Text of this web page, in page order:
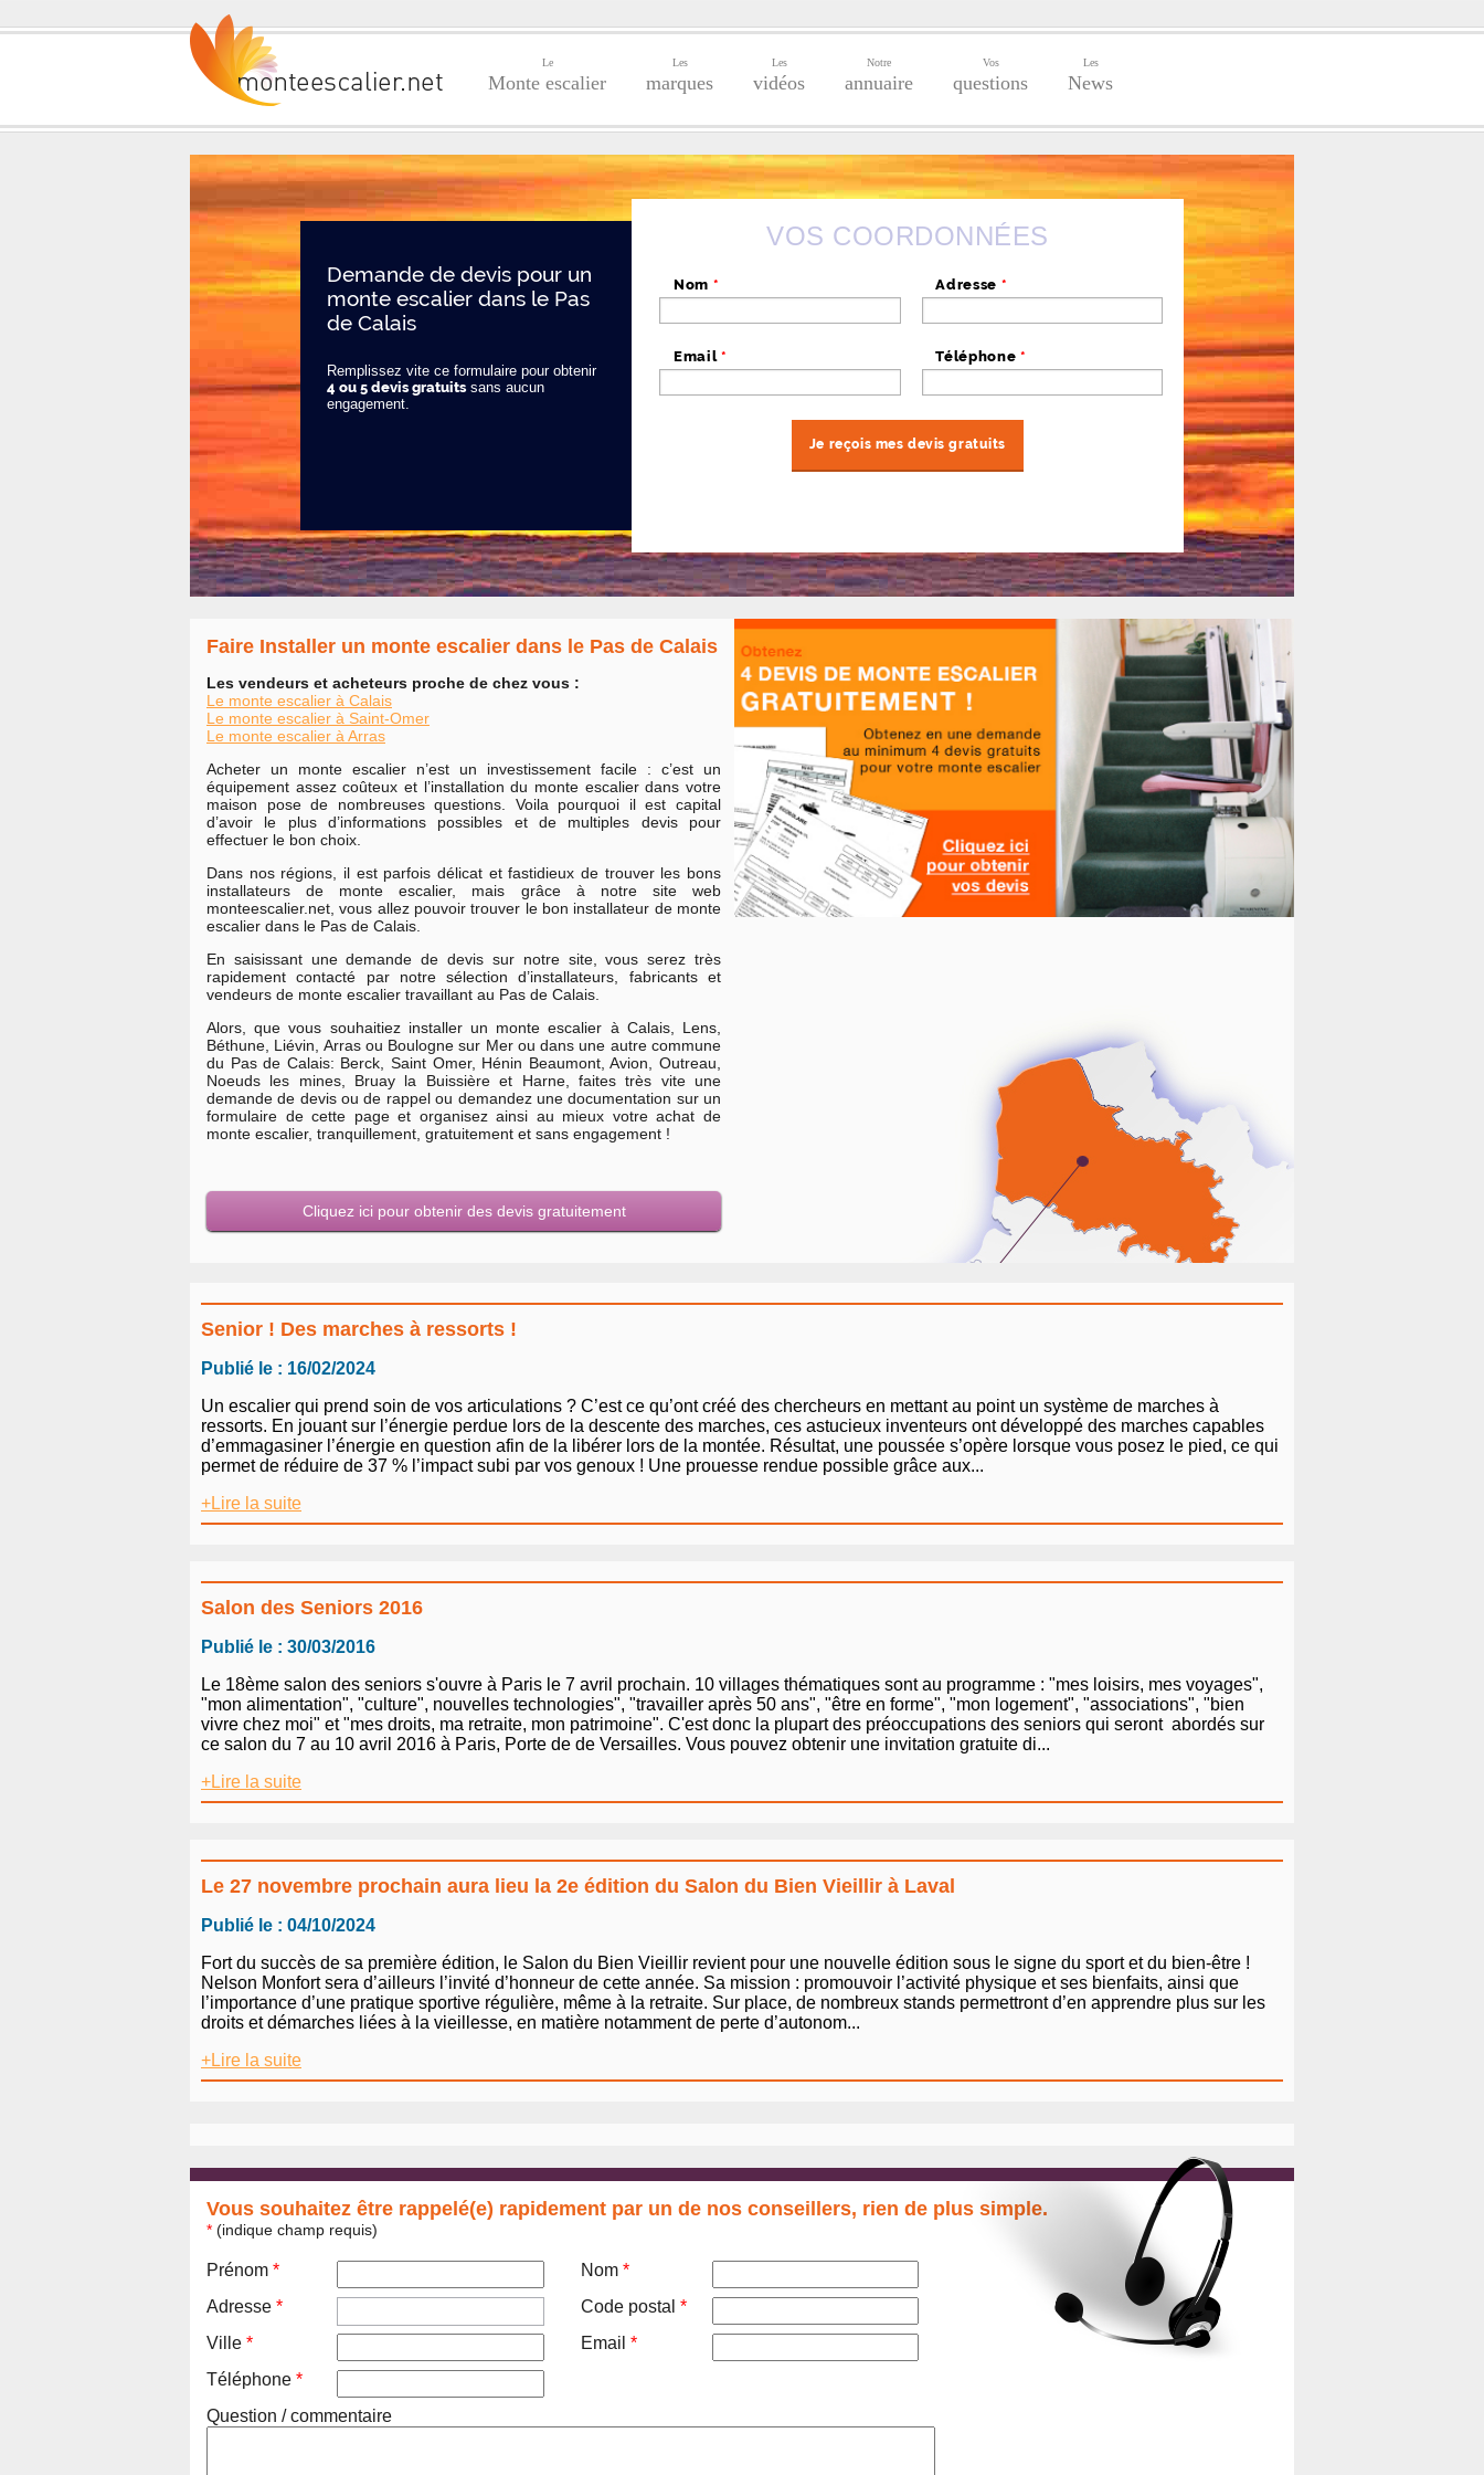
Le
Monte escalier
Les
marques
Les
vidéos
Notre
annuaire
Vos
questions
Les
News
Demande de devis pour un
monte escalier dans le Pas
de Calais
Remplissez vite ce formulaire pour obtenir
4 ou 5 devis gratuitssans aucun
engagement.
VOS COORDONNÉES
Nom *
Email *
Adresse *
Téléphone *
Faire Installer un monte escalier dans le Pas de Calais
Les vendeurs et acheteurs proche de chez vous :
Le monte escalier à Calais
Le monte escalier à Saint-Omer
Le monte escalier à Arras
Acheter un monte escalier n’est un investissement facile : c’est un
équipement assez coûteux et l’installation du monte escalier dans votre
maison pose de nombreuses questions. Voila pourquoi il est capital
d’avoir le plus d’informations possibles et de multiples devis pour
effectuer le bon choix.
Dans nos régions, il est parfois délicat et fastidieux de trouver les bons
installateurs de monte escalier, mais grâce à notre site web
monteescalier.net, vous allez pouvoir trouver le bon installateur de monte
escalier dans le Pas de Calais.
En saisissant une demande de devis sur notre site, vous serez très
rapidement contacté par notre sélection d’installateurs, fabricants et
vendeurs de monte escalier travaillant au Pas de Calais.
Alors, que vous souhaitiez installer un monte escalier à Calais, Lens,
Béthune, Liévin, Arras ou Boulogne sur Mer ou dans une autre commune
du Pas de Calais: Berck, Saint Omer, Hénin Beaumont, Avion, Outreau,
Noeuds les mines, Bruay la Buissière et Harne, faites très vite une
demande de devis ou de rappel ou demandez une documentation sur un
formulaire de cette page et organisez ainsi au mieux votre achat de
monte escalier, tranquillement, gratuitement et sans engagement !
Cliquez ici pour obtenir des devis gratuitement
Senior ! Des marches à ressorts !
Publié le : 16/02/2024
Un escalier qui prend soin de vos articulations ? C’est ce qu’ont créé des chercheurs en mettant au point un système de marches à
ressorts. En jouant sur l’énergie perdue lors de la descente des marches, ces astucieux inventeurs ont développé des marches capables
d’emmagasiner l’énergie en question afin de la libérer lors de la montée. Résultat, une poussée s’opère lorsque vous posez le pied, ce qui
permet de réduire de 37 % l’impact subi par vos genoux ! Une prouesse rendue possible grâce aux...
+Lire la suite
Salon des Seniors 2016
Publié le : 30/03/2016
Le 18ème salon des seniors s'ouvre à Paris le 7 avril prochain. 10 villages thématiques sont au programme : "mes loisirs, mes voyages",
"mon alimentation", "culture", nouvelles technologies", "travailler après 50 ans", "être en forme", "mon logement", "associations", "bien
vivre chez moi" et "mes droits, ma retraite, mon patrimoine". C'est donc la plupart des préoccupations des seniors qui seront abordés sur
ce salon du 7 au 10 avril 2016 à Paris, Porte de de Versailles. Vous pouvez obtenir une invitation gratuite di...
+Lire la suite
Le 27 novembre prochain aura lieu la 2e édition du Salon du Bien Vieillir à Laval
Publié le : 04/10/2024
Fort du succès de sa première édition, le Salon du Bien Vieillir revient pour une nouvelle édition sous le signe du sport et du bien-être !
Nelson Monfort sera d’ailleurs l’invité d’honneur de cette année. Sa mission : promouvoir l’activité physique et ses bienfaits, ainsi que
l’importance d’une pratique sportive régulière, même à la retraite. Sur place, de nombreux stands permettront d’en apprendre plus sur les
droits et démarches liées à la vieillesse, en matière notamment de perte d’autonom...
+Lire la suite
Vous souhaitez être rappelé(e) rapidement par un de nos conseillers, rien de plus simple.
* (indique champ requis)
Prénom * Nom*
Adresse * Code postal*
Ville * Email*
Téléphone *
Question / commentaire